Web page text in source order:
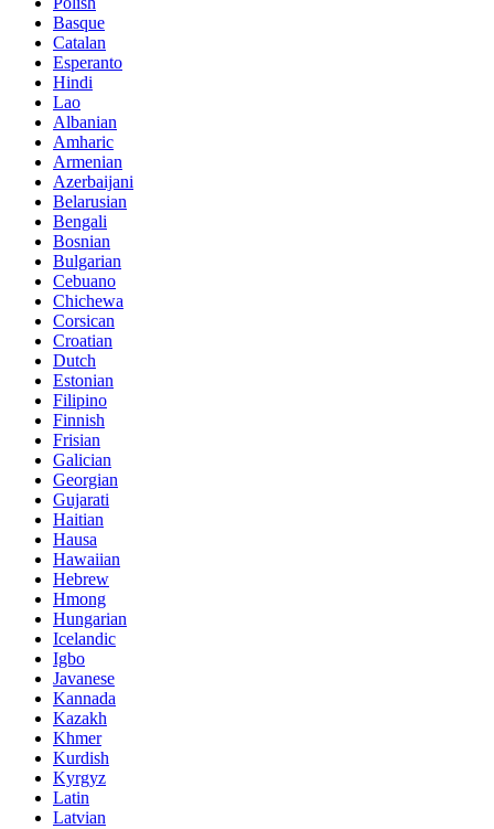
Basque
Catalan
Esperanto
Hindi
Lao
Albanian
Amharic
Armenian
Azerbaijani
Belarusian
Bengali
Bosnian
Bulgarian
Cebuano
Chichewa
Corsican
Croatian
Dutch
Estonian
Filipino
Finnish
Frisian
Galician
Georgian
Gujarati
Haitian
Hausa
Hawaiian
Hebrew
Hmong
Hungarian
Icelandic
Igbo
Javanese
Kannada
Kazakh
Khmer
Kurdish
Kyrgyz
Latin
Latvian